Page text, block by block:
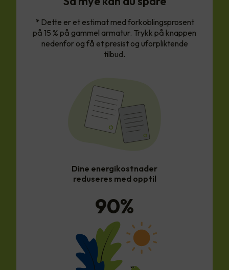
* Dette er et estimat med forkoblingsprosent
på 15 % på gammel armatur. Trykk på knappen
nedenfor og få et presist og uforpliktende
tilbud.
Dine energikostnader
reduseres med opptil
90%